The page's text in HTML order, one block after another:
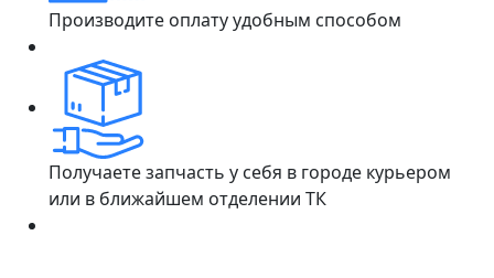
Производите оплату удобным способом
Получаете запчасть у себя в городе курьером
или в ближайшем отделении ТК